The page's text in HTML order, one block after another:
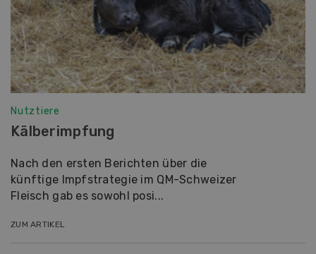
Nutztiere
Kälberimpfung
Nach den ersten Berichten über die
künftige Impfstrategie im QM-Schweizer
Fleisch gab es sowohl posi...
ZUM ARTIKEL